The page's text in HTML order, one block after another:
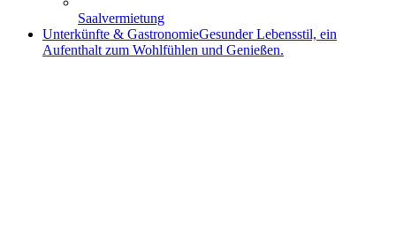
Saalvermietung
Unterkünfte & GastronomieGesunder Lebensstil, ein
Aufenthalt zum Wohlfühlen und Genießen.